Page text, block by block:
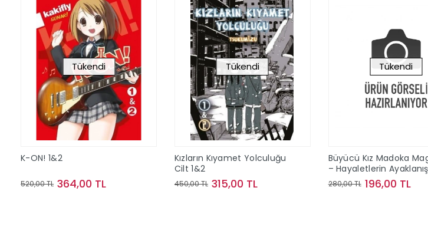
Tükendi
K-ON! 1&2
520,00 TL 364,00 TL
Tükendi
Kızların Kıyamet Yolculuğu
Cilt 1&2
450,00 TL 315,00 TL
Tükendi
Büyücü Kız Madoka
– Hayaletlerin
Cilt 1
280,00 TL 196,00 TL